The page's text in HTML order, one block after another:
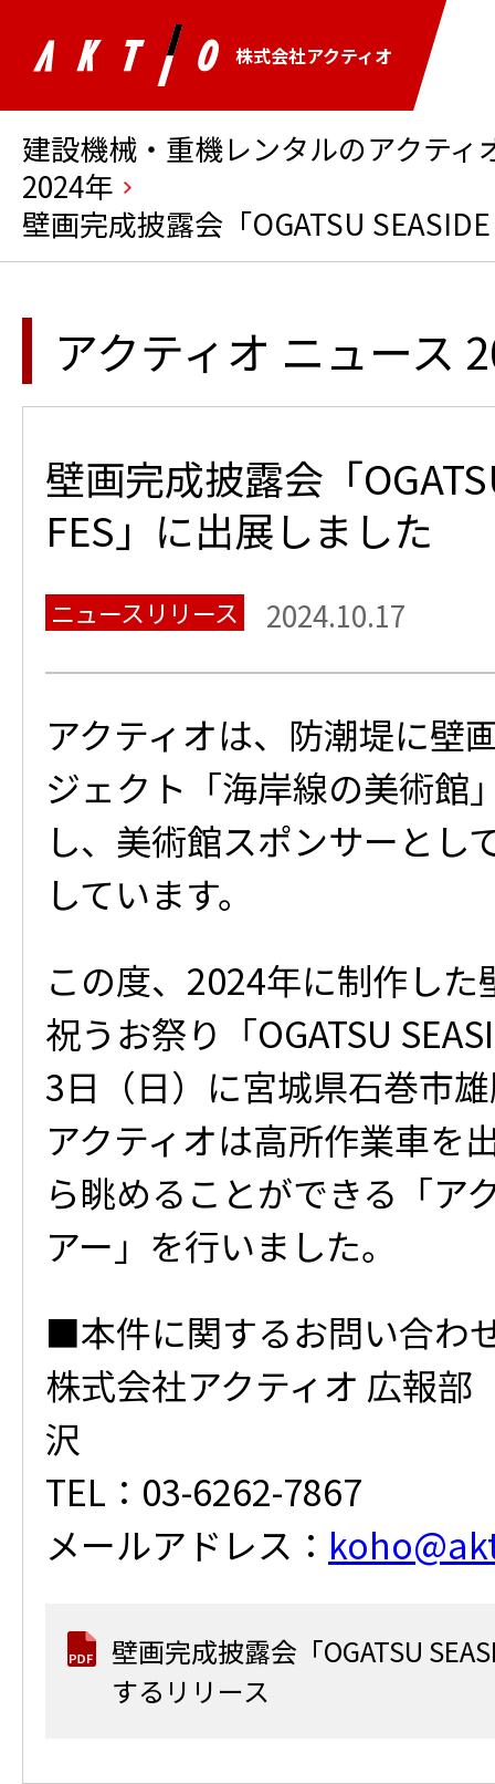
株式会社アクティオ
建設機械・重機レンタルのアクティ
2024年
壁画完成披露会「OGATSU
アクティオ ニュース
壁画完成披露会「
FES」に出展しました
ニュースリリース 2024.10.17
アクティオは、防潮堤に壁
ジェクト「海岸線の美術館
し、美術館スポンサーとし
しています。
この度、2024年に制作し
祝うお祭り「OGATSU
3日（日）に宮城県石巻市
アクティオは高所作業車を
ら眺めることができる「ア
アー」を行いました。
■本件に関するお問い合わ
株式会社アクティオ 広報
沢
TEL：03-6262-7867
メールアドレス：
壁画完成披露会「OGATSU
するリリース